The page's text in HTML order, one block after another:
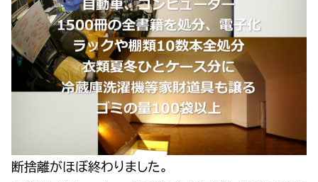
断捨離がほぼ終わりました。